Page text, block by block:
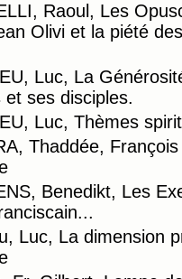
Raoul, Les
Olivi et la piété
Luc, La
et ses disciples.
Luc, Thèmes
Thaddée,
Benedikt, Les
Luc, La dimension